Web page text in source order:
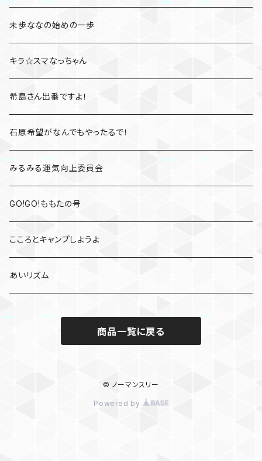
桃さんぽ
凛とジェシカのファイト一発
高橋しょう子と三上悠亜のShow your rockets
かすみレディオ
未歩ななの始めの一歩
キラ☆スマなっちゃん
希島さん出番ですよ！
石原希望がなんでもやったるで！
みるみる運気向上委員会
GO!GO!ももたの号
こころとキャンプしようよ
あいリズム
商品一覧に戻る
© ノーマンスリー
Powered by